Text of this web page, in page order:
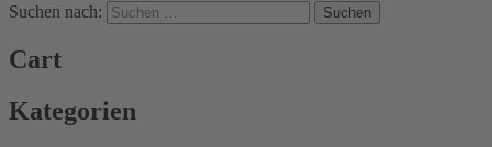
Suchen nach:
Cart
Kategorien